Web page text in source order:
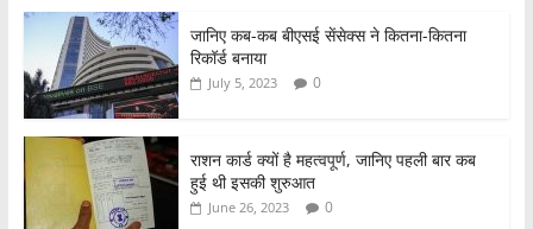
जानिए कब-कब बीएसई सेंसेक्स ने कितना-कितना
रिकॉर्ड बनाया
July 5, 2023 0
राशन कार्ड क्यों है महत्वपूर्ण, जानिए पहली बार कब
हुई थी इसकी शुरुआत
June 26, 2023 0